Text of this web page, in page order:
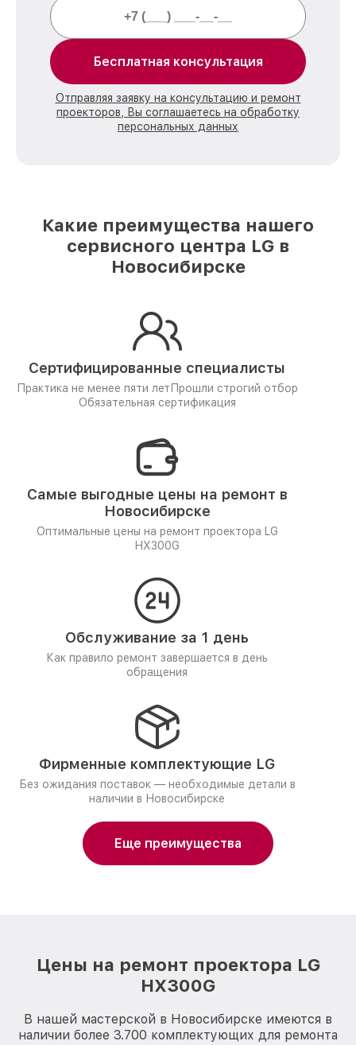
Бесплатная консультация
Отправляя заявку на консультацию и ремонт
проекторов, Вы соглашаетесь на обработку
персональных данных
Какие преимущества нашего
сервисного центра LG в
Новосибирске
Сертифицированные специалисты
Практика не менее пяти лет Прошли строгий отбор
Обязательная сертификация
Самые выгодные цены на ремонт в
Новосибирске
Оптимальные цены на ремонт проектора LG
HX300G
Обслуживание за 1 день
Как правило ремонт завершается в день
обращения
Фирменные комплектующие LG
Без ожидания поставок — необходимые детали в
наличии в Новосибирске
Еще преимущества
Цены на ремонт проектора LG
HX300G
В нашей мастерской в Новосибирске имеются в
наличии более 3.700 комплектующих для ремонта